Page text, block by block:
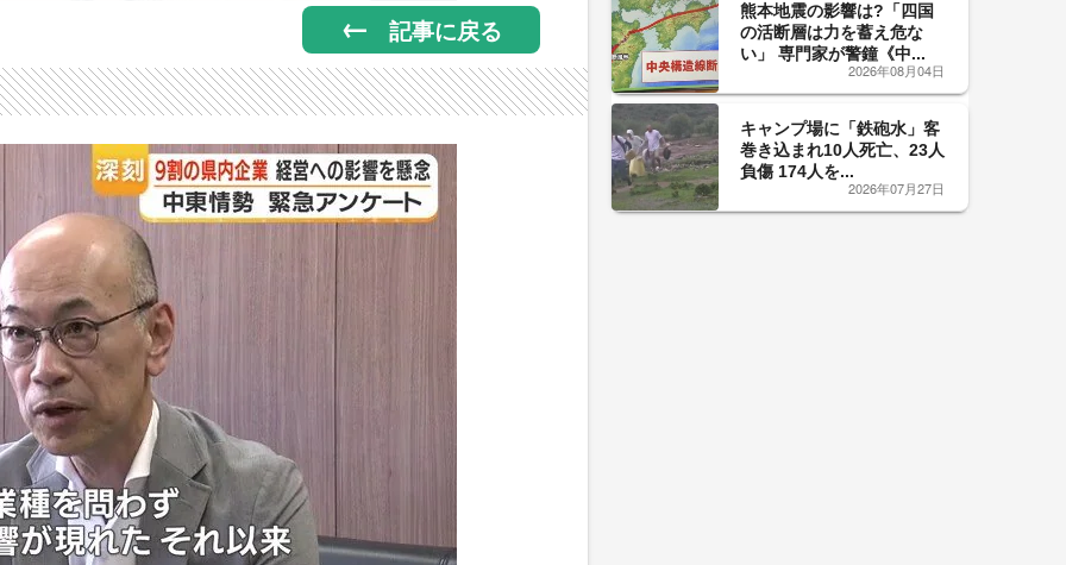
記事に戻る
熊本地震の影響は?「四国
の活断層は力を蓄え危な
い」 専門家が警鐘《中...
2026年08月04日
キャンプ場に「鉄砲水」客
巻き込まれ10人死亡、23人
負傷 174人を...
2026年07月27日